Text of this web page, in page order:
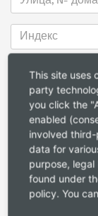
This site uses
party
you click the
enabled
involved
data for
purpose,
found under
policy. You